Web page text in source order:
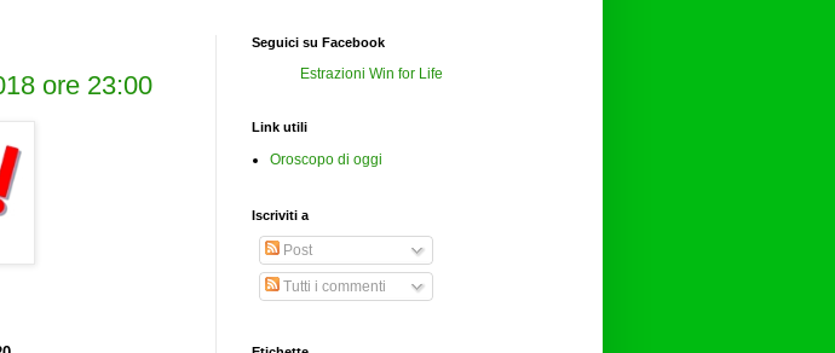
ore 23:00
Seguici su Facebook
Estrazioni Win for Life
Link utili
Oroscopo di oggi
Iscriviti a
Post
Tutti i commenti